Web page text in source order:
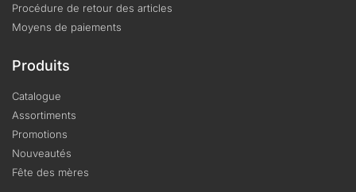
Procédure de retour des articles
Moyens de paiements
Produits
Catalogue
Assortiments
Promotions
Nouveautés
Fête des mères